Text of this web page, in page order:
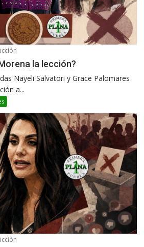
la lección?
Nayeli Salvatori y Grace Palomares
a...